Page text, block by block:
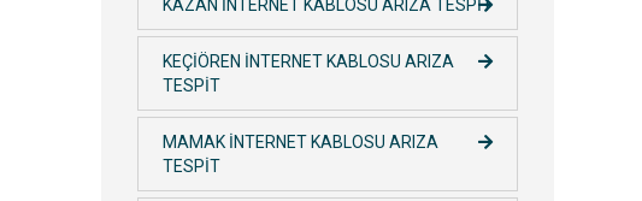
KAZAN İNTERNET KABLOSU ARIZA TESPİT
KEÇİÖREN İNTERNET KABLOSU ARIZA
TESPİT
MAMAK İNTERNET KABLOSU ARIZA
TESPİT